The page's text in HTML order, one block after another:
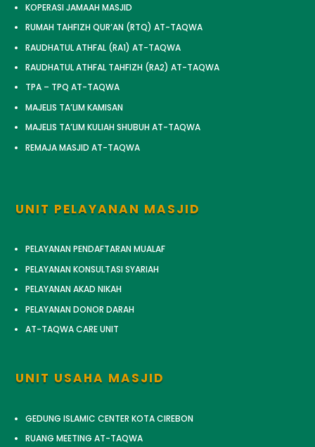
KOPERASI JAMAAH MASJID
RUMAH TAHFIZH QUR’AN (RTQ) AT-TAQWA
RAUDHATUL ATHFAL (RA1) AT-TAQWA
RAUDHATUL ATHFAL TAHFIZH (RA2) AT-TAQWA
TPA – TPQ AT-TAQWA
MAJELIS TA’LIM KAMISAN
MAJELIS TA’LIM KULIAH SHUBUH AT-TAQWA
REMAJA MASJID AT-TAQWA
UNIT PELAYANAN MASJID
PELAYANAN PENDAFTARAN MUALAF
PELAYANAN KONSULTASI SYARIAH
PELAYANAN AKAD NIKAH
PELAYANAN DONOR DARAH
AT-TAQWA CARE UNIT
UNIT USAHA MASJID
GEDUNG ISLAMIC CENTER KOTA CIREBON
RUANG MEETING AT-TAQWA